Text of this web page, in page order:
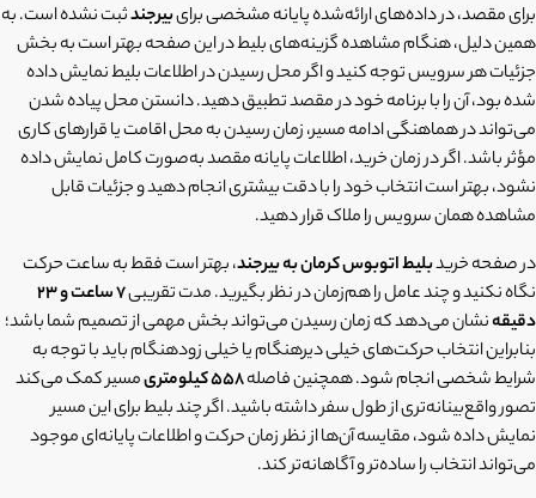
برای مقصد، در داده‌های ارائه‌شده پایانه مشخصی برایبیرجندثبت نشده است. به
همین دلیل، هنگام مشاهده گزینه‌های بلیط در این صفحه بهتر است به بخش
جزئیات هر سرویس توجه کنید و اگر محل رسیدن در اطلاعات بلیط نمایش داده
شده بود، آن را با برنامه خود در مقصد تطبیق دهید. دانستن محل پیاده شدن
می‌تواند در هماهنگی ادامه مسیر، زمان رسیدن به محل اقامت یا قرارهای کاری
مؤثر باشد. اگر در زمان خرید، اطلاعات پایانه مقصد به‌صورت کامل نمایش داده
نشود، بهتر است انتخاب خود را با دقت بیشتری انجام دهید و جزئیات قابل
مشاهده همان سرویس را ملاک قرار دهید.
در صفحه خریدبلیط اتوبوس کرمان به بیرجند، بهتر است فقط به ساعت حرکت
نگاه نکنید و چند عامل را هم‌زمان در نظر بگیرید. مدت تقریبی
7 ساعت و 23
دقیقهنشان می‌دهد که زمان رسیدن می‌تواند بخش مهمی از تصمیم شما باشد؛
بنابراین انتخاب حرکت‌های خیلی دیرهنگام یا خیلی زودهنگام باید با توجه به
شرایط شخصی انجام شود. همچنین فاصله558 کیلومتری
مسیر کمک می‌کند
تصور واقع‌بینانه‌تری از طول سفر داشته باشید. اگر چند بلیط برای این مسیر
نمایش داده شود، مقایسه آن‌ها از نظر زمان حرکت و اطلاعات پایانه‌ای موجود
می‌تواند انتخاب را ساده‌تر و آگاهانه‌تر کند.